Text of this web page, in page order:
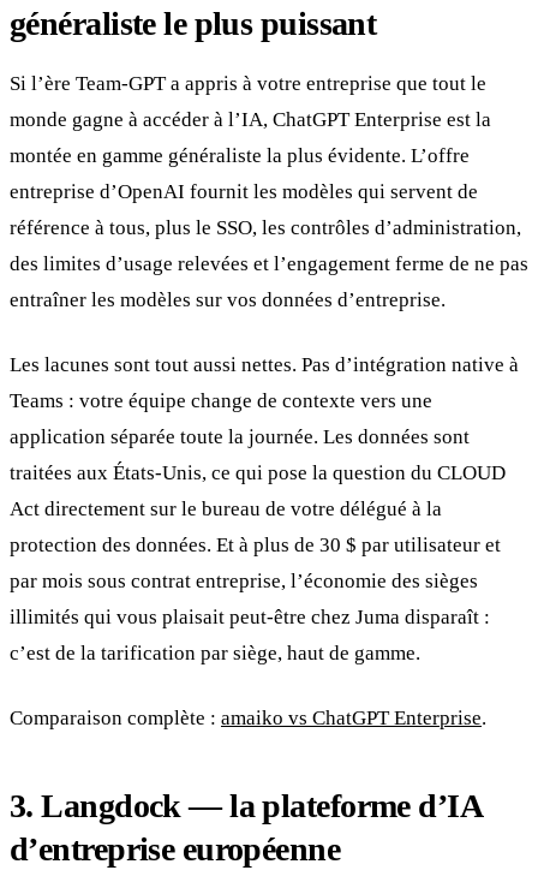
généraliste le plus puissant
Si l’ère Team-GPT a appris à votre entreprise que tout le
monde gagne à accéder à l’IA, ChatGPT Enterprise est la
montée en gamme généraliste la plus évidente. L’offre
entreprise d’OpenAI fournit les modèles qui servent de
référence à tous, plus le SSO, les contrôles d’administration,
des limites d’usage relevées et l’engagement ferme de ne pas
entraîner les modèles sur vos données d’entreprise.
Les lacunes sont tout aussi nettes. Pas d’intégration native à
Teams : votre équipe change de contexte vers une
application séparée toute la journée. Les données sont
traitées aux États-Unis, ce qui pose la question du CLOUD
Act directement sur le bureau de votre délégué à la
protection des données. Et à plus de 30 $ par utilisateur et
par mois sous contrat entreprise, l’économie des sièges
illimités qui vous plaisait peut-être chez Juma disparaît :
c’est de la tarification par siège, haut de gamme.
Comparaison complète : amaiko vs ChatGPT Enterprise.
3. Langdock — la plateforme d’IA
d’entreprise européenne